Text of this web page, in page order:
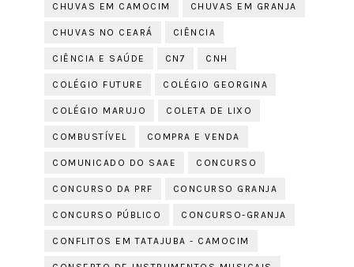
CHUVAS EM CAMOCIM CHUVAS EM GRANJA
CHUVAS NO CEARÁ CIÊNCIA
CIÊNCIA E SAÚDE CN7 CNH
COLÉGIO FUTURE COLÉGIO GEORGINA
COLÉGIO MARUJO COLETA DE LIXO
COMBUSTÍVEL COMPRA E VENDA
COMUNICADO DO SAAE CONCURSO
CONCURSO DA PRF CONCURSO GRANJA
CONCURSO PÚBLICO CONCURSO-GRANJA
CONFLITOS EM TATAJUBA - CAMOCIM